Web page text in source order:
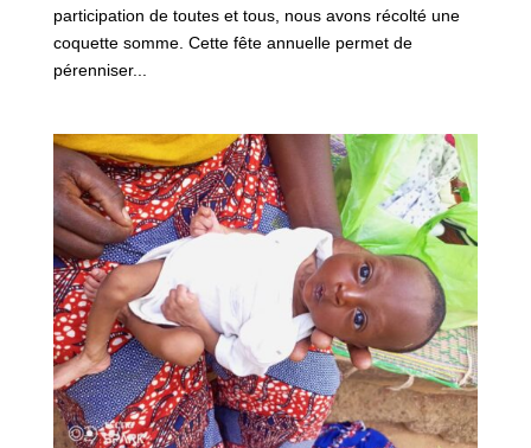
participation de toutes et tous, nous avons récolté une
coquette somme. Cette fête annuelle permet de
pérenniser...